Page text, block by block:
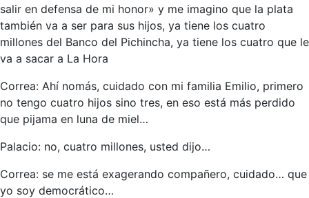
salir en defensa de mi honor» y me imagino que la plata
también va a ser para sus hijos, ya tiene los cuatro
millones del Banco del Pichincha, ya tiene los cuatro que le
va a sacar a La Hora
Correa: Ahí nomás, cuidado con mi familia Emilio, primero
no tengo cuatro hijos sino tres, en eso está más perdido
que pijama en luna de miel…
Palacio: no, cuatro millones, usted dijo…
Correa: se me está exagerando compañero, cuidado… que
yo soy democrático…